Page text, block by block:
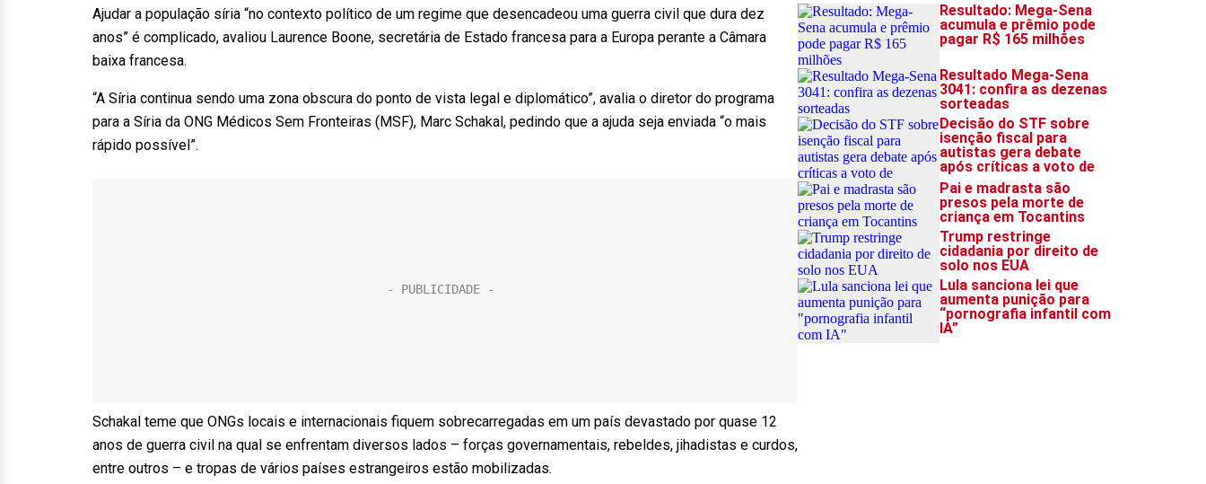
Ajudar a população síria “no contexto político de um regime que desencadeou uma guerra civil que dura dez
anos” é complicado, avaliou Laurence Boone, secretária de Estado francesa para a Europa perante a Câmara
baixa francesa.
“A Síria continua sendo uma zona obscura do ponto de vista legal e diplomático”, avalia o diretor do programa
para a Síria da ONG Médicos Sem Fronteiras (MSF), Marc Schakal, pedindo que a ajuda seja enviada “o mais
rápido possível”.
Schakal teme que ONGs locais e internacionais fiquem sobrecarregadas em um país devastado por quase 12
anos de guerra civil na qual se enfrentam diversos lados – forças governamentais, rebeldes, jihadistas e curdos,
entre outros – e tropas de vários países estrangeiros estão mobilizadas.